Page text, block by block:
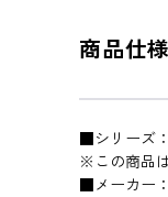
商品仕様
■シリーズ
※この商品
■メーカー